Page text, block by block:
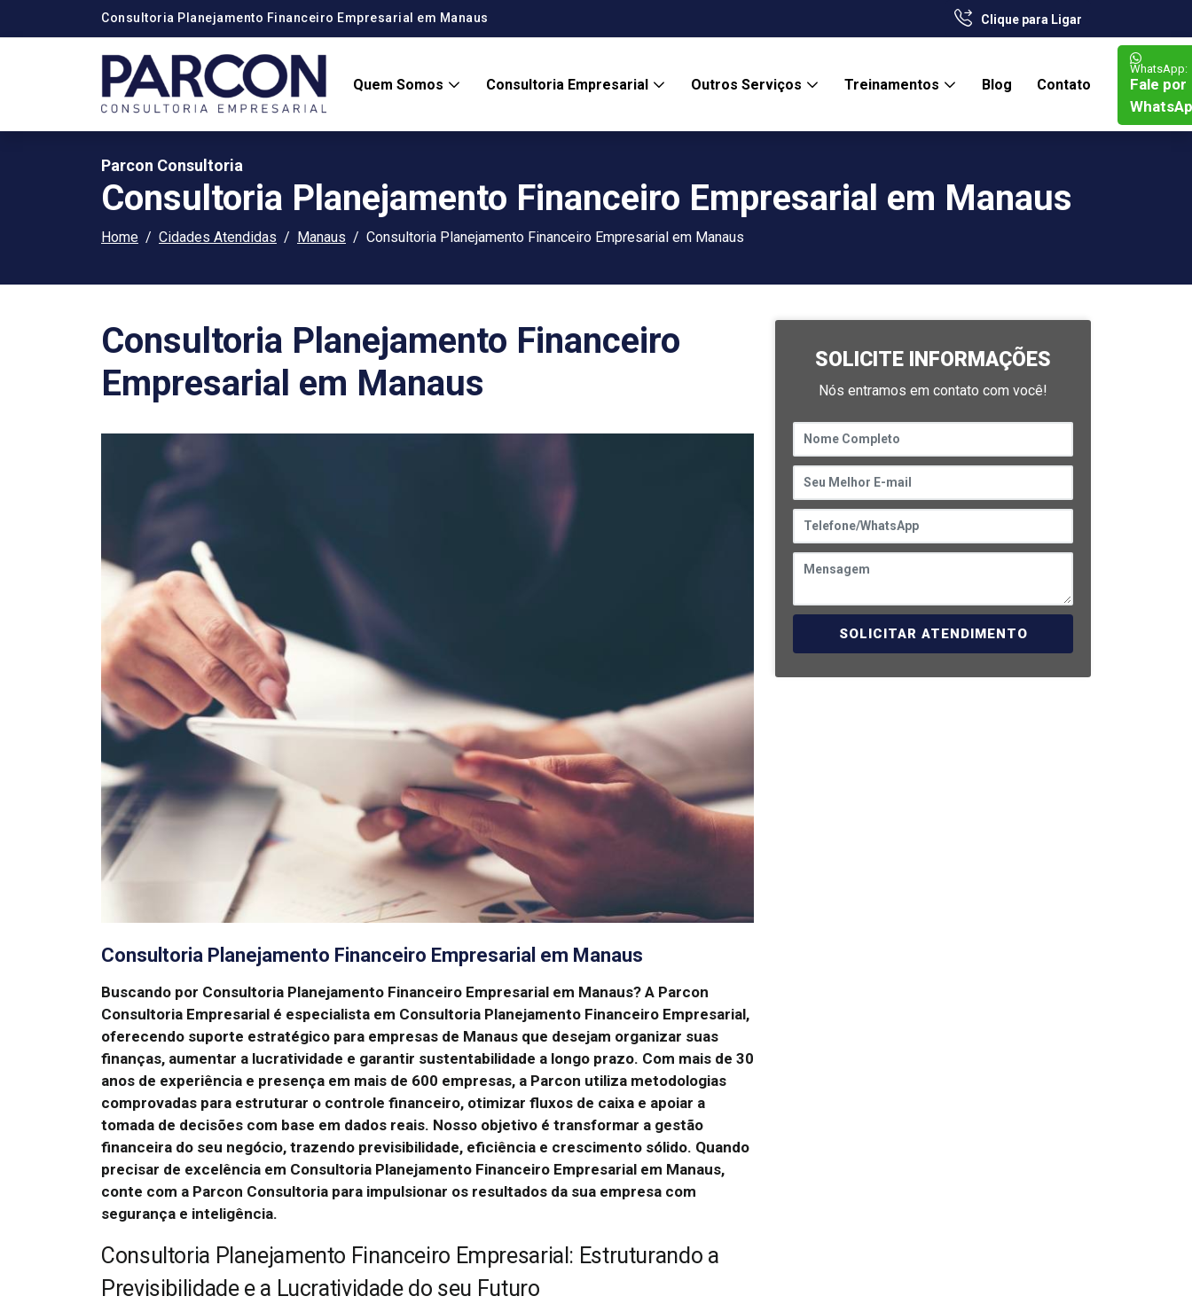
Consultoria Planejamento Financeiro Empresarial em Manaus Clique para Ligar
WhatsApp:
Fale por
Quem Somos Consultoria Empresarial Outros Serviços Treinamentos Blog Contato
Parcon Consultoria
Consultoria Planejamento Financeiro Empresarial em Manaus
Home Cidades Atendidas Manaus Consultoria Planejamento Financeiro Empresarial em Manaus
Consultoria Planejamento Financeiro
Empresarial em Manaus
Consultoria Planejamento Financeiro Empresarial em Manaus
Buscando por Consultoria Planejamento Financeiro Empresarial em Manaus? A Parcon
Consultoria Empresarial é especialista em Consultoria Planejamento Financeiro Empresarial,
oferecendo suporte estratégico para empresas de Manaus que desejam organizar suas
finanças, aumentar a lucratividade e garantir sustentabilidade a longo prazo. Com mais de 30
anos de experiência e presença em mais de 600 empresas, a Parcon utiliza metodologias
comprovadas para estruturar o controle financeiro, otimizar fluxos de caixa e apoiar a
tomada de decisões com base em dados reais. Nosso objetivo é transformar a gestão
financeira do seu negócio, trazendo previsibilidade, eficiência e crescimento sólido. Quando
precisar de excelência em Consultoria Planejamento Financeiro Empresarial em Manaus,
conte com a Parcon Consultoria para impulsionar os resultados da sua empresa com
segurança e inteligência.
Consultoria Planejamento Financeiro Empresarial: Estruturando a
Previsibilidade e a Lucratividade do seu Futuro
SOLICITE INFORMAÇÕES
Nós entramos em contato com você!
SOLICITAR ATENDIMENTO